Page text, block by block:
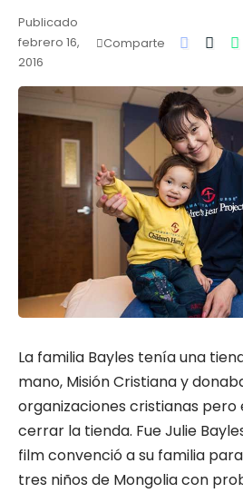
Publicado
febrero 16,
2016
Comparte
La familia Bayles tenía una
mano, Misión Cristiana y
organizaciones cristianas pero
cerrar la tienda. Fue Julie
film convenció a su familia para
tres niños de Mongolia con